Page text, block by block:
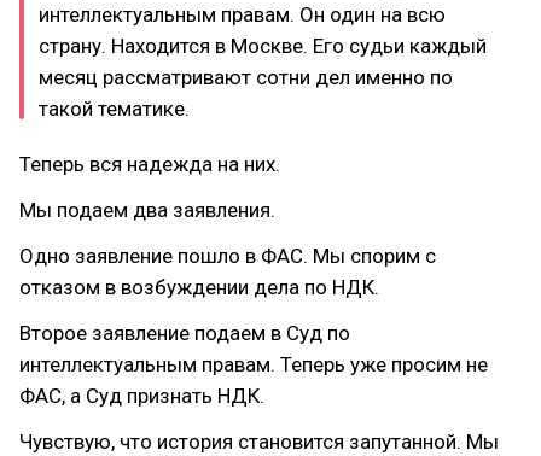
интеллектуальным правам. Он один на всю
страну. Находится в Москве. Его судьи каждый
месяц рассматривают сотни дел именно по
такой тематике.
Теперь вся надежда на них.
Мы подаем два заявления.
Одно заявление пошло в ФАС. Мы спорим с
отказом в возбуждении дела по НДК.
Второе заявление подаем в Суд по
интеллектуальным правам. Теперь уже просим не
ФАС, а Суд признать НДК.
Чувствую, что история становится запутанной. Мы